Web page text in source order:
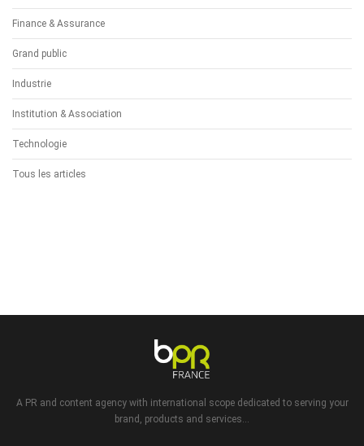
Finance & Assurance
Grand public
Industrie
Institution & Association
Technologie
Tous les articles
A PR and content agency with international scope dedicated to serving your
brand, products and services...